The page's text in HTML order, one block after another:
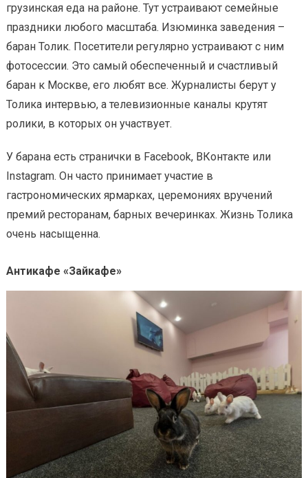
грузинская еда на районе. Тут устраивают семейные
праздники любого масштаба. Изюминка заведения –
баран Толик. Посетители регулярно устраивают с ним
фотосессии. Это самый обеспеченный и счастливый
баран к Москве, его любят все. Журналисты берут у
Толика интервью, а телевизионные каналы крутят
ролики, в которых он участвует.
У барана есть странички в Facebook, ВКонтакте или
Instagram. Он часто принимает участие в
гастрономических ярмарках, церемониях вручений
премий ресторанам, барных вечеринках. Жизнь Толика
очень насыщенна.
Антикафе «Зайкафе»